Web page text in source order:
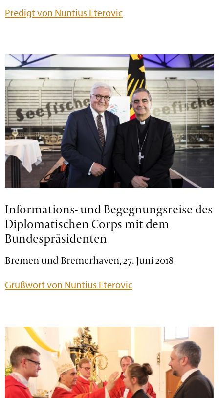
Predigt von Nuntius Eterovic
Informations- und Begegnungsreise des
Diplomatischen Corps mit dem
Bundespräsidenten
Bremen und Bremerhaven, 27. Juni 2018
Grußwort von Nuntius Eterovic